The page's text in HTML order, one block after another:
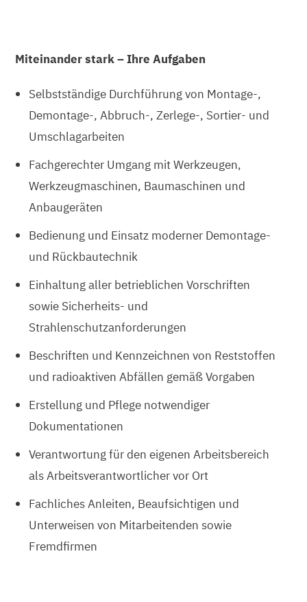
Miteinander stark – Ihre Aufgaben
Selbstständige Durchführung von Montage-,
Demontage-, Abbruch-, Zerlege-, Sortier- und
Umschlagarbeiten
Fachgerechter Umgang mit Werkzeugen,
Werkzeugmaschinen, Baumaschinen und
Anbaugeräten
Bedienung und Einsatz moderner Demontage-
und Rückbautechnik
Einhaltung aller betrieblichen Vorschriften
sowie Sicherheits- und
Strahlenschutzanforderungen
Beschriften und Kennzeichnen von Reststoffen
und radioaktiven Abfällen gemäß Vorgaben
Erstellung und Pflege notwendiger
Dokumentationen
Verantwortung für den eigenen Arbeitsbereich
als Arbeitsverantwortlicher vor Ort
Fachliches Anleiten, Beaufsichtigen und
Unterweisen von Mitarbeitenden sowie
Fremdfirmen